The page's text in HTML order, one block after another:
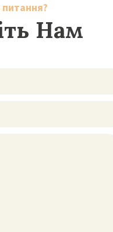
Нам